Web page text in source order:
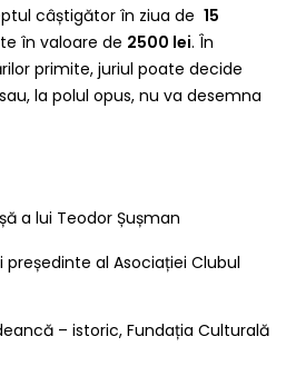
câștigător în ziua de 15
în valoare de 2500 lei. În
primite, juriul poate decide
la polul opus, nu va desemna
a lui Teodor Șușman
președinte al Asociației Clubul
– istoric, Fundația Culturală